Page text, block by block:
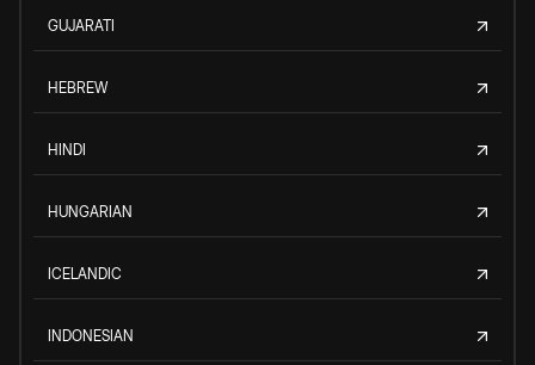
GUJARATI
HEBREW
HINDI
HUNGARIAN
ICELANDIC
INDONESIAN